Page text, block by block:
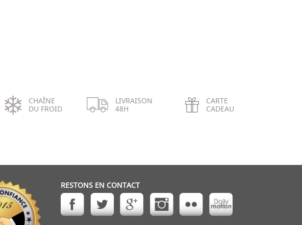
CHAÎNE
DU FROID
LIVRAISON
48H
CARTE
CADEAU
RESTONS EN CONTACT